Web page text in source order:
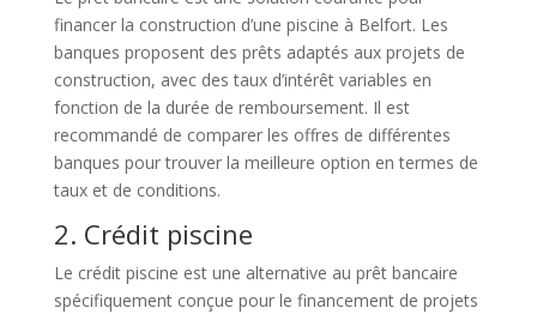
financer la construction d’une piscine à Belfort. Les
banques proposent des prêts adaptés aux projets de
construction, avec des taux d’intérêt variables en
fonction de la durée de remboursement. Il est
recommandé de comparer les offres de différentes
banques pour trouver la meilleure option en termes de
taux et de conditions.
2. Crédit piscine
Le crédit piscine est une alternative au prêt bancaire
spécifiquement conçue pour le financement de projets